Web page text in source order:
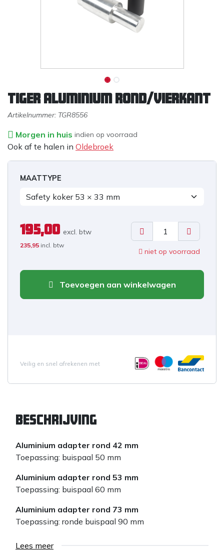
Tiger aluminium rond/vierkant
Artikelnummer: TGR8556
Morgen in huis indien op voorraad
Ook af te halen in Oldebroek
MAATTYPE
195,00 excl. btw
235,95 incl. btw
niet op voorraad
Toevoegen aan winkelwagen
Veilig en snel afrekenen met
Beschrijving
Aluminium adapter rond 42 mm
Toepassing: buispaal 50 mm
Aluminium adapter rond 53 mm
Toepassing: buispaal 60 mm
Aluminium adapter rond 73 mm
Toepassing: ronde buispaal 90 mm
Aluminium adapter vierkant 53 mm
Lees meer